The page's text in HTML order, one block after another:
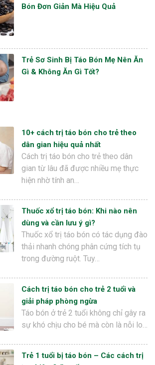
Bón Đơn Giản Mà Hiệu Quả
Trẻ Sơ Sinh Bị Táo Bón Mẹ Nên Ăn
Gì & Không Ăn Gì Tốt?
10+ cách trị táo bón cho trẻ theo
dân gian hiệu quả nhất
Cách trị táo bón cho trẻ theo dân
gian từ lâu đã được nhiều mẹ thực
hiện nhờ tính an…
Thuốc xổ trị táo bón: Khi nào nên
dùng và cần lưu ý gì?
Thuốc xổ trị táo bón có tác dụng đào
thải nhanh chóng phân cứng tích tụ
trong đường ruột. Tuy…
Cách trị táo bón cho trẻ 2 tuổi và
giải pháp phòng ngừa
Táo bón ở trẻ 2 tuổi không chỉ gây ra
sự khó chịu cho bé mà còn là nỗi lo…
Trẻ 1 tuổi bị táo bón – Các cách trị